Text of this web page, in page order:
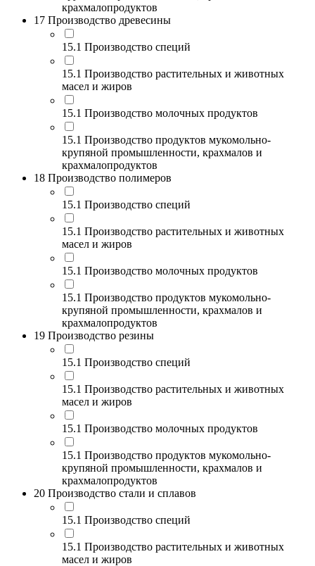
крахмалопродуктов
17 Производство древесины
15.1 Производство специй
15.1 Производство растительных и животных
масел и жиров
15.1 Производство молочных продуктов
15.1 Производство продуктов мукомольно-
крупяной промышленности, крахмалов и
крахмалопродуктов
18 Производство полимеров
15.1 Производство специй
15.1 Производство растительных и животных
масел и жиров
15.1 Производство молочных продуктов
15.1 Производство продуктов мукомольно-
крупяной промышленности, крахмалов и
крахмалопродуктов
19 Производство резины
15.1 Производство специй
15.1 Производство растительных и животных
масел и жиров
15.1 Производство молочных продуктов
15.1 Производство продуктов мукомольно-
крупяной промышленности, крахмалов и
крахмалопродуктов
20 Производство стали и сплавов
15.1 Производство специй
15.1 Производство растительных и животных
масел и жиров